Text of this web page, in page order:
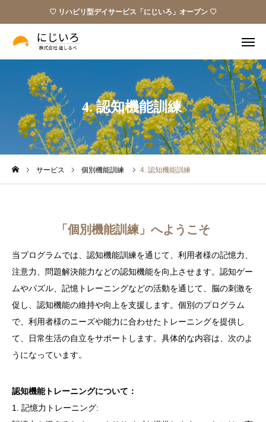
♡ リハビリ型デイサービス「にじいろ」オープン ♡
4. 認知機能訓練
サービス 個別機能訓練 4. 認知機能訓練
「個別機能訓練」へようこそ
当プログラムでは、認知機能訓練を通じて、利用者様の記憶力、
注意力、問題解決能力などの認知機能を向上させます。認知ゲー
ムやパズル、記憶トレーニングなどの活動を通じて、脳の刺激を
促し、認知機能の維持や向上を支援します。個別のプログラム
で、利用者様のニーズや能力に合わせたトレーニングを提供し
て、日常生活の自立をサポートします。具体的な内容は、次のよ
うになっています。
認知機能トレーニングについて：
1. 記憶力トレーニング:
パンフレット
ビデオレター お問い合わせ
私たちの願い
サービス
お問い合わせ
アクセス
採用情報